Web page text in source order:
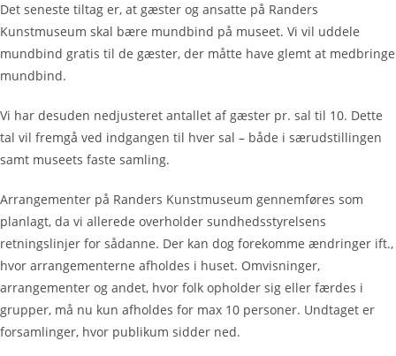
Det seneste tiltag er, at gæster og ansatte på Randers
Kunstmuseum skal bære mundbind på museet. Vi vil uddele
mundbind gratis til de gæster, der måtte have glemt at medbringe
mundbind.
Vi har desuden nedjusteret antallet af gæster pr. sal til 10. Dette
tal vil fremgå ved indgangen til hver sal – både i særudstillingen
samt museets faste samling.
Arrangementer på Randers Kunstmuseum gennemføres som
planlagt, da vi allerede overholder sundhedsstyrelsens
retningslinjer for sådanne. Der kan dog forekomme ændringer ift.,
hvor arrangementerne afholdes i huset. Omvisninger,
arrangementer og andet, hvor folk opholder sig eller færdes i
grupper, må nu kun afholdes for max 10 personer. Undtaget er
forsamlinger, hvor publikum sidder ned.